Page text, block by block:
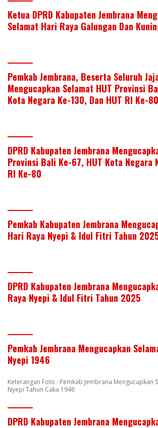
Ketua DPRD Kabupaten Jembrana
Selamat Hari Raya Galungan Dan
Pemkab Jembrana, Beserta Seluruh
Mengucapkan Selamat HUT Provinsi
Kota Negara Ke-130, Dan HUT RI Ke-80
DPRD Kabupaten Jembrana
Provinsi Bali Ke-67, HUT Kota Negara
RI Ke-80
Pemkab Kabupaten Jembrana
Hari Raya Nyepi & Idul Fitri Tahun
DPRD Kabupaten Jembrana
Raya Nyepi & Idul Fitri Tahun 2025
Pemkab Jembrana Mengucapkan
Nyepi 1946
Keterangan Foto : Pemkab Jembrana Mengucapkan
Nyepi Tahun Caka 1946
DPRD Kabupaten Jembrana